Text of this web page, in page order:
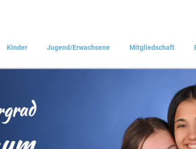
Kinder Jugend/Erwachsene Mitgliedschaft